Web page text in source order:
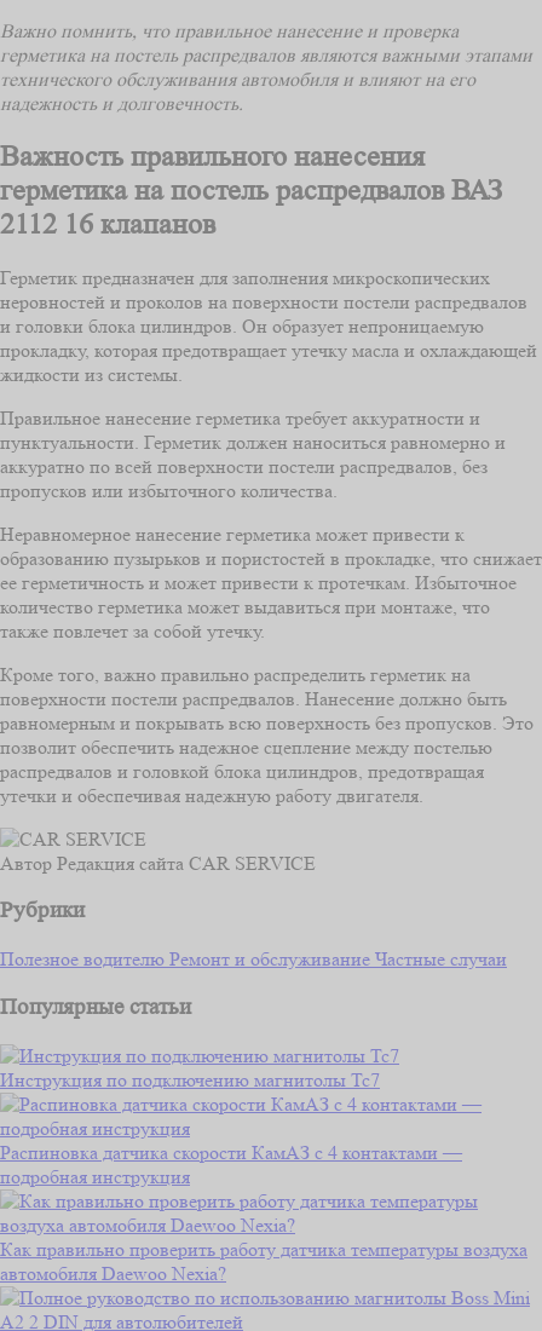
Важно помнить, что правильное нанесение и проверка
герметика на постель распредвалов являются важными этапами
технического обслуживания автомобиля и влияют на его
надежность и долговечность.
Важность правильного нанесения
герметика на постель распредвалов ВАЗ
2112 16 клапанов
Герметик предназначен для заполнения микроскопических
неровностей и проколов на поверхности постели распредвалов
и головки блока цилиндров. Он образует непроницаемую
прокладку, которая предотвращает утечку масла и охлаждающей
жидкости из системы.
Правильное нанесение герметика требует аккуратности и
пунктуальности. Герметик должен наноситься равномерно и
аккуратно по всей поверхности постели распредвалов, без
пропусков или избыточного количества.
Неравномерное нанесение герметика может привести к
образованию пузырьков и пористостей в прокладке, что снижает
ее герметичность и может привести к протечкам. Избыточное
количество герметика может выдавиться при монтаже, что
также повлечет за собой утечку.
Кроме того, важно правильно распределить герметик на
поверхности постели распредвалов. Нанесение должно быть
равномерным и покрывать всю поверхность без пропусков. Это
позволит обеспечить надежное сцепление между постелью
распредвалов и головкой блока цилиндров, предотвращая
утечки и обеспечивая надежную работу двигателя.
Автор Редакция сайта CAR SERVICE
Рубрики
Полезное водителю Ремонт и обслуживание Частные случаи
Популярные статьи
Инструкция по подключению магнитолы Тс7
Распиновка датчика скорости КамАЗ с 4 контактами —
подробная инструкция
Как правильно проверить работу датчика температуры воздуха
автомобиля Daewoo Nexia?